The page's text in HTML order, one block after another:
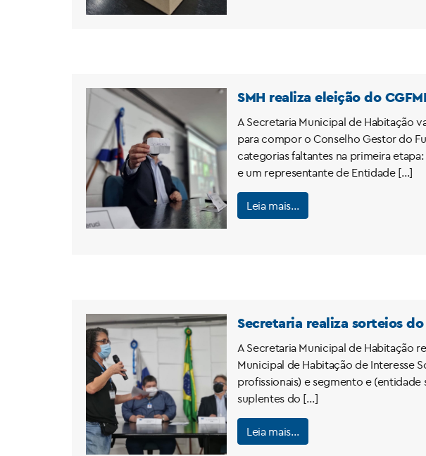
SMH realiza eleição do
A Secretaria Municipal de Habitação
para compor o Conselho Gestor do
categorias faltantes na primeira
e um representante de Entidade […]
Leia mais…
Secretaria realiza sorteios
A Secretaria Municipal de Habitação
Municipal de Habitação de Interesse
profissionais) e segmento e (entidade
suplentes do […]
Leia mais…